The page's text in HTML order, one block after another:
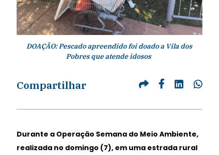
DOAÇÃO: Pescado apreendido foi doado a Vila dos
Pobres que atende idosos
Compartilhar
Durante a Operação Semana do Meio Ambiente,
realizada no domingo (7), em uma estrada rural